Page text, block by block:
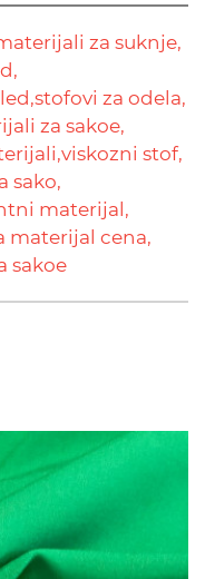
za suknje,
stofovi za odela,
za sakoe,
viskozni stof,
sako,
materijal,
materijal cena,
sakoe